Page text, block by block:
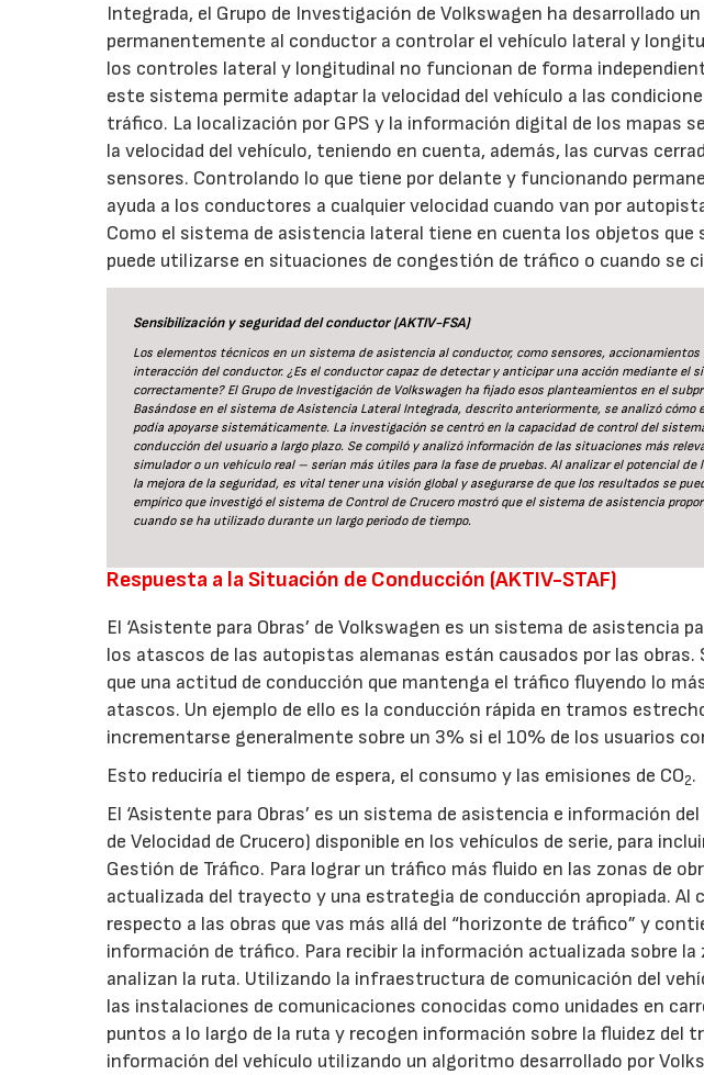
Integrada, el Grupo de Investigación de Volkswagen ha desarrollado
permanentemente al conductor a controlar el vehículo lateral y
los controles lateral y longitudinal no funcionan de forma
este sistema permite adaptar la velocidad del vehículo a las
tráfico. La localización por GPS y la información digital de los mapas
la velocidad del vehículo, teniendo en cuenta, además, las curvas
sensores. Controlando lo que tiene por delante y funcionando
ayuda a los conductores a cualquier velocidad cuando van por
Como el sistema de asistencia lateral tiene en cuenta los objetos que
puede utilizarse en situaciones de congestión de tráfico o cuando se
Sensibilización y seguridad del conductor (AKTIV-FSA)
Los elementos técnicos en un sistema de asistencia al conductor, como sensores,
interacción del conductor. ¿Es el conductor capaz de detectar y anticipar una acción mediante el
correctamente? El Grupo de Investigación de Volkswagen ha fijado esos planteamientos en el
Basándose en el sistema de Asistencia Lateral Integrada, descrito anteriormente, se analizó
podía apoyarse sistemáticamente. La investigación se centró en la capacidad de control del
conducción del usuario a largo plazo. Se compiló y analizó información de las situaciones más
simulador o un vehículo real – serían más útiles para la fase de pruebas. Al analizar el potencial
la mejora de la seguridad, es vital tener una visión global y asegurarse de que los resultados se
empírico que investigó el sistema de Control de Crucero mostró que el sistema de asistencia
cuando se ha utilizado durante un largo periodo de tiempo.
Respuesta a la Situación de Conducción (AKTIV-STAF)
El ‘Asistente para Obras’ de Volkswagen es un sistema de asistencia
los atascos de las autopistas alemanas están causados por las
que una actitud de conducción que mantenga el tráfico fluyendo lo
atascos. Un ejemplo de ello es la conducción rápida en tramos
incrementarse generalmente sobre un 3% si el 10% de los usuarios
Esto reduciría el tiempo de espera, el consumo y las emisiones de CO2.
El ‘Asistente para Obras’ es un sistema de asistencia e información
de Velocidad de Crucero) disponible en los vehículos de serie, para
Gestión de Tráfico. Para lograr un tráfico más fluido en las zonas de
actualizada del trayecto y una estrategia de conducción apropiada.
respecto a las obras que vas más allá del “horizonte de tráfico” y
información de tráfico. Para recibir la información actualizada sobre
analizan la ruta. Utilizando la infraestructura de comunicación del
las instalaciones de comunicaciones conocidas como unidades en
puntos a lo largo de la ruta y recogen información sobre la fluidez del
información del vehículo utilizando un algoritmo desarrollado por